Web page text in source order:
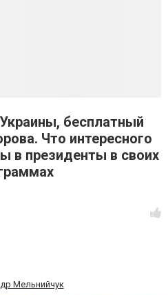
бесплатный
Что интересного
в президенты в своих
Мельнийчук